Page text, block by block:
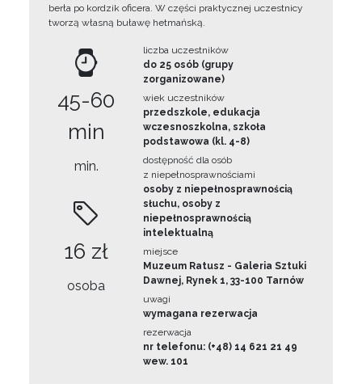
berła po kordzik oficera. W części praktycznej uczestnicy
tworzą własną buławę hetmańską.
45-60
min
min.
16 zł
osoba
liczba uczestników
do 25 osób (grupy
zorganizowane)
wiek uczestników
przedszkole, edukacja
wczesnoszkolna, szkoła
podstawowa (kl. 4-8)
dostępność dla osób
z niepełnosprawnościami
osoby z niepełnosprawnością
słuchu, osoby z
niepełnosprawnością
intelektualną
miejsce
Muzeum Ratusz - Galeria Sztuki
Dawnej, Rynek 1, 33-100 Tarnów
uwagi
wymagana rezerwacja
rezerwacja
nr telefonu: (+48) 14 621 21 49
wew. 101